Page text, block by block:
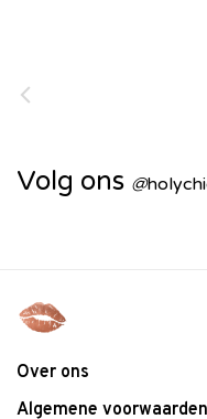
Volg ons @
Over ons
Algemene voorwaarden